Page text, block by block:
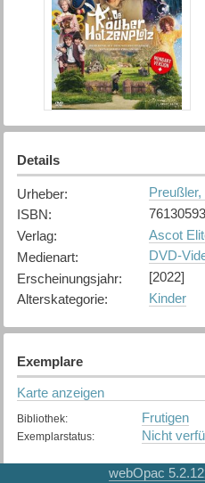
Details
Urheber:
ISBN:
Verlag:
Ascot
Medienart:
DVD-
Erscheinungsjahr:
[2022]
Alterskategorie: Kinder
Exemplare
Karte anzeigen
Bibliothek: Frutigen
Exemplarstatus: Nicht
webOpac